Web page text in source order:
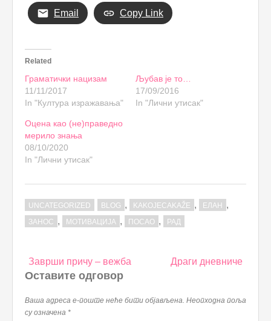
Email Copy Link
Related
Граматички нацизам
11/11/2017
In "Култура изражавања"
Љубав је то…
17/09/2016
In "Лични утисак"
Оцена као (не)праведно
мерило знања
08/10/2020
In "Лични утисак"
UNCATEGORIZED BLOG , KAKOJECAKAŽE , ЕЛАН ,
ЗАНОС , МОТИВАЦИЈА , ПОСАО , РАД
Post
navigation
Заврши причу – вежба Драги дневниче
Оставите одговор
Ваша адреса е-поште неће бити објављена. Неопходна поља
су означена *